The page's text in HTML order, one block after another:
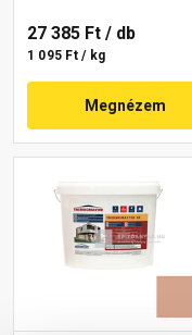
27 385 Ft / db
1 095 Ft / kg
Megnézem